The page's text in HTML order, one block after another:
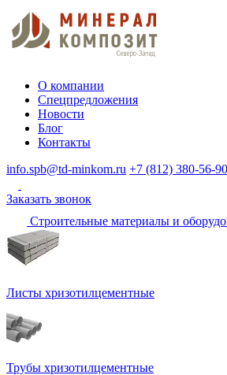
О компании
Спецпредложения
Новости
Блог
Контакты
info.spb@td-minkom.ru +7 (812) 380-56-90
Заказать звонок
Строительные материалы и
Листы хризотилцементные
Трубы хризотилцементные